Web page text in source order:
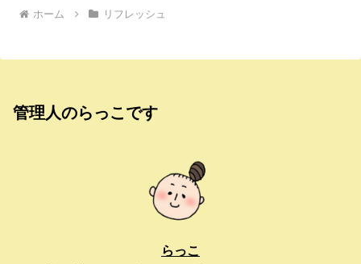
ホーム リフレッシュ
管理人のらっこです
らっこ